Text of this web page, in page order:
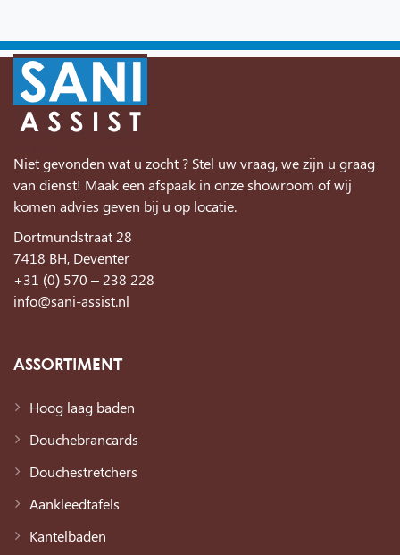
Niet gevonden wat u zocht ? Stel uw vraag, we zijn u graag
van dienst! Maak een afspaak in onze showroom of wij
komen advies geven bij u op locatie.
Dortmundstraat 28
7418 BH, Deventer
+31 (0) 570 – 238 228
info@sani-assist.nl
ASSORTIMENT
Hoog laag baden
Douchebrancards
Douchestretchers
Aankleedtafels
Kantelbaden